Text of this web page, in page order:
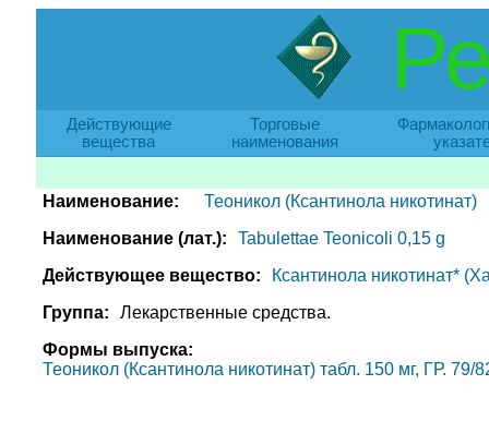
Действующие
вещества
Торговые
наименования
Наименование:
Теоникол (Ксантинола никотинат)
Наименование (лат.):
Tabulettae Teonicoli 0,15 g
Действующее вещество:
Ксантинола никотинат*
Группа:
Лекарственные средства.
Формы выпуска:
Теоникол (Ксантинола никотинат) табл. 150 мг, ГР. 79/